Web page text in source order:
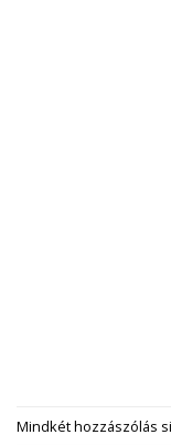
Mindkét hozzászólás